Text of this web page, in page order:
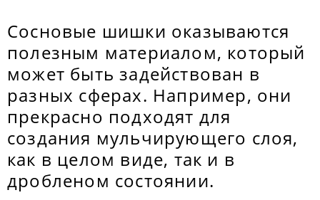
Сосновые шишки оказываются
полезным материалом, который
может быть задействован в
разных сферах. Например, они
прекрасно подходят для
создания мульчирующего слоя,
как в целом виде, так и в
дробленом состоянии.